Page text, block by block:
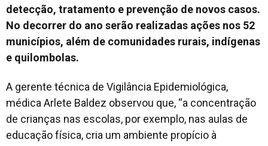
detecção, tratamento e prevenção de novos casos.
No decorrer do ano serão realizadas ações nos 52
municípios, além de comunidades rurais, indígenas
e quilombolas.
A gerente técnica de Vigilância Epidemiológica,
médica Arlete Baldez observou que, “a concentração
de crianças nas escolas, por exemplo, nas aulas de
educação física, cria um ambiente propício à